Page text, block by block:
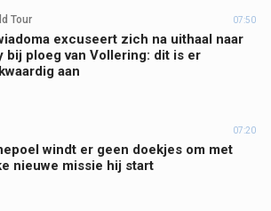
Tour 07:50
excuseert zich na uithaal naar
bij ploeg van Vollering: dit is er
aan
07:20
windt er geen doekjes om met
nieuwe missie hij start